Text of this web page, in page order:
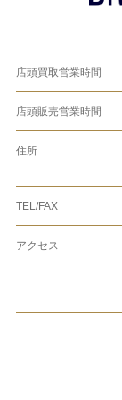
店頭買取営業時間
店頭販売営業時間
住所
TEL/FAX
アクセス